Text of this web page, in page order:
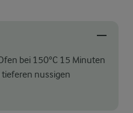
bei 150°C 15 Minuten
nussigen